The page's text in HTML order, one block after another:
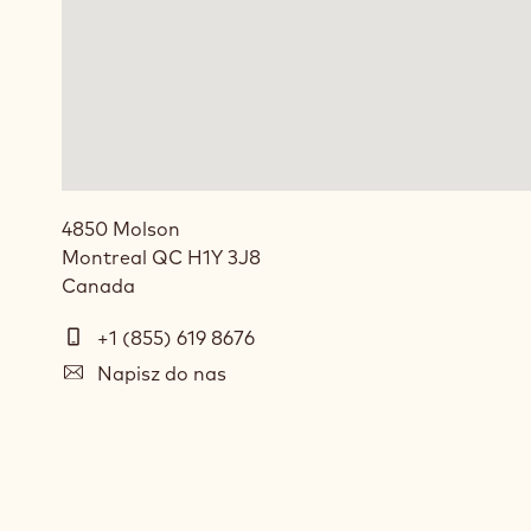
4850 Molson
Montreal QC H1Y 3J8
Canada
Telefon+1 (855) 619 8676
E-
Napisz do nas